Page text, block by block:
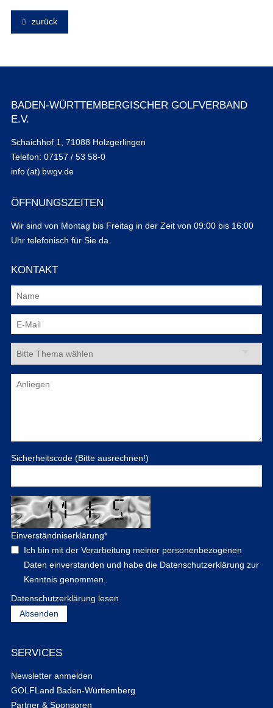
zurück
BADEN-WÜRTTEMBERGISCHER GOLFVERBAND
E.V.
Schaichhof 1, 71088 Holzgerlingen
Telefon: 07157 / 53 58-0
info (at) bwgv.de
ÖFFNUNGSZEITEN
Wir sind von Montag bis Freitag in der Zeit von 09:00 bis 16:00
Uhr telefonisch für Sie da.
KONTAKT
Sicherheitscode (Bitte ausrechnen!)
Einverständniserklärung*
Ich bin mit der Verarbeitung meiner personenbezogenen
Daten einverstanden und habe die Datenschutzerklärung zur
Kenntnis genommen.
Datenschutzerklärung lesen
SERVICES
Newsletter anmelden
GOLFLand Baden-Württemberg
Partner & Sponsoren